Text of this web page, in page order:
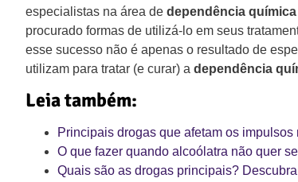
especialistas na área de dependência química
procurado formas de utilizá-lo em seus
esse sucesso não é apenas o resultado de
utilizam para tratar (e curar) a dependência
Leia também:
Principais drogas que afetam os
O que fazer quando alcoólatra não quer
Quais são as drogas principais?